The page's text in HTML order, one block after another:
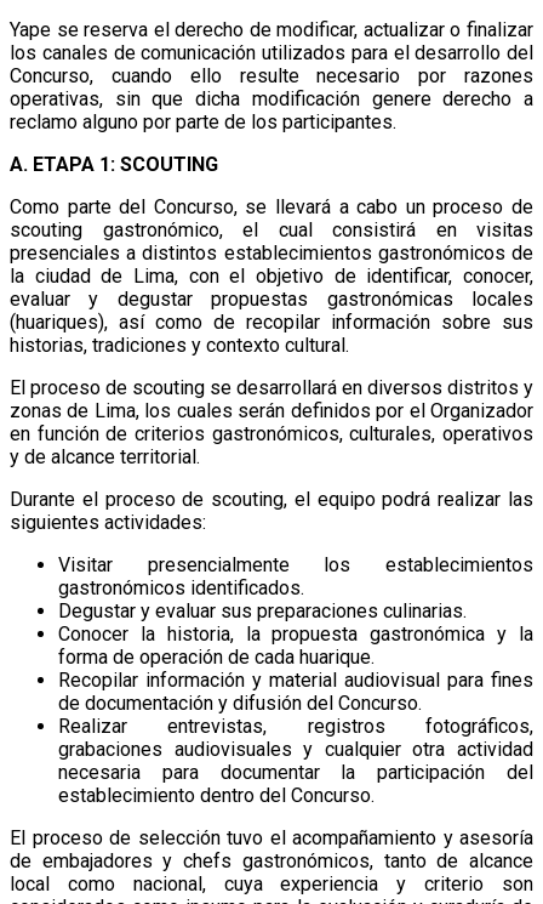
Yape se reserva el derecho de modificar, actualizar o finalizar
los canales de comunicación utilizados para el desarrollo del
Concurso, cuando ello resulte necesario por razones
operativas, sin que dicha modificación genere derecho a
reclamo alguno por parte de los participantes.
A. ETAPA 1: SCOUTING
Como parte del Concurso, se llevará a cabo un proceso de
scouting gastronómico, el cual consistirá en visitas
presenciales a distintos establecimientos gastronómicos de
la ciudad de Lima, con el objetivo de identificar, conocer,
evaluar y degustar propuestas gastronómicas locales
(huariques), así como de recopilar información sobre sus
historias, tradiciones y contexto cultural.
El proceso de scouting se desarrollará en diversos distritos y
zonas de Lima, los cuales serán definidos por el Organizador
en función de criterios gastronómicos, culturales, operativos
y de alcance territorial.
Durante el proceso de scouting, el equipo podrá realizar las
siguientes actividades:
Visitar presencialmente los establecimientos
gastronómicos identificados.
Degustar y evaluar sus preparaciones culinarias.
Conocer la historia, la propuesta gastronómica y la
forma de operación de cada huarique.
Recopilar información y material audiovisual para fines
de documentación y difusión del Concurso.
Realizar entrevistas, registros fotográficos,
grabaciones audiovisuales y cualquier otra actividad
necesaria para documentar la participación del
establecimiento dentro del Concurso.
El proceso de selección tuvo el acompañamiento y asesoría
de embajadores y chefs gastronómicos, tanto de alcance
local como nacional, cuya experiencia y criterio son